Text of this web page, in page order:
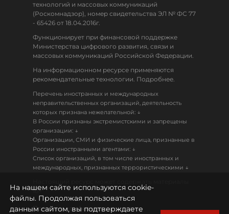
технологий и массовых коммуникаций
(Роскомнадзор), номер свидетельства ЭЛ № ФС 77
- 65426 от 18.04.2016г.
Функционирует при финансовой поддержке
Министерства цифрового развития, связи и
массовых коммуникаций Российской Федерации.
На информационном ресурсе применяются
рекомендательные технологии. Подробнее.
Перечень иностранных и международных
неправительственных организаций, деятельность
которых признана нежелательной: ↓
В России признаны экстремистскими и запрещены
организации: ↓
Организации, СМИ и физические лица, признанные в
России иностранными агентами: ↓
Список организаций, в том числе иностранных и
международных, признанных террористическими ↓
18+
Политика конфиденциальности
На нашем сайте используются cookie-
файлы. Продолжая пользоваться
данным сайтом, вы подтверждаете